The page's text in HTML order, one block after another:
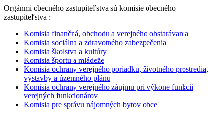
Orgánmi obecného zastupiteľstva sú komisie obecného
zastupiteľstva :
Komisia finančná, obchodu a verejného obstarávania
Komisia sociálna a zdravotného zabezpečenia
Komisia školstva a kultúry
Komisia športu a mládeže
Komisia ochrany verejného poriadku, životného prostredia,
výstavby a územného plánu
Komisia ochrany verejného záujmu pri výkone funkcii
verejných funkcionárov
Komisia pre správu nájomných bytov obce